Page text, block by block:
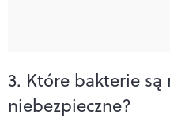
3. Które bakterie są
niebezpieczne?